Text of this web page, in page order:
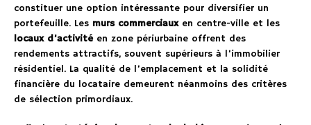
constituer une option intéressante pour diversifier un
portefeuille. Les murs commerciauxen centre-ville et les
locaux d’activitéen zone périurbaine offrent des
rendements attractifs, souvent supérieurs à l’immobilier
résidentiel. La qualité de l’emplacement et la solidité
financière du locataire demeurent néanmoins des critères
de sélection primordiaux.